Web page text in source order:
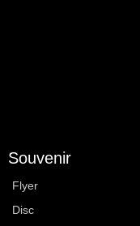
Souvenir
Flyer
Disc